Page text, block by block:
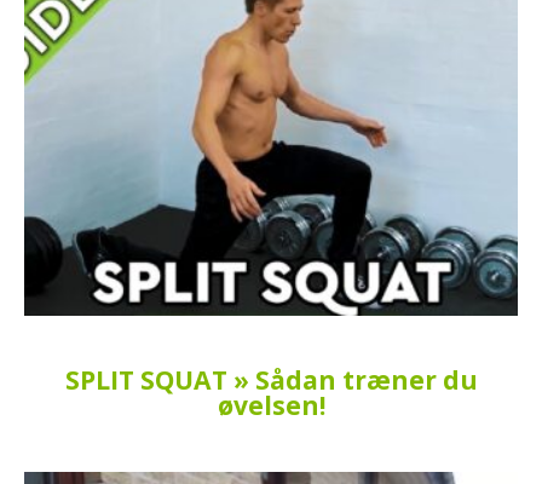
SPLIT SQUAT » Sådan træner du
øvelsen!